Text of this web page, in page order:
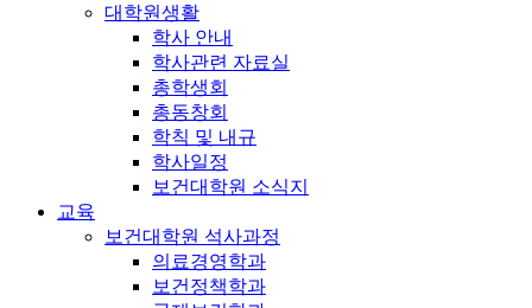
대학원생활
학사 안내
학사관련 자료실
총학생회
총동창회
학칙 및 내규
학사일정
보건대학원 소식지
교육
보건대학원 석사과정
의료경영학과
보건정책학과